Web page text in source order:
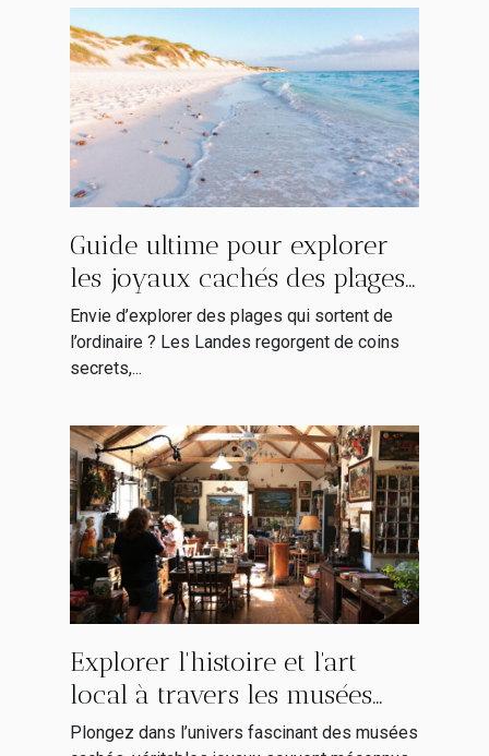
Guide ultime pour explorer
les joyaux cachés des plages
landaises
Envie d’explorer des plages qui sortent de
l’ordinaire ? Les Landes regorgent de coins
secrets,...
Explorer l'histoire et l'art
local à travers les musées
cachés
Plongez dans l’univers fascinant des musées